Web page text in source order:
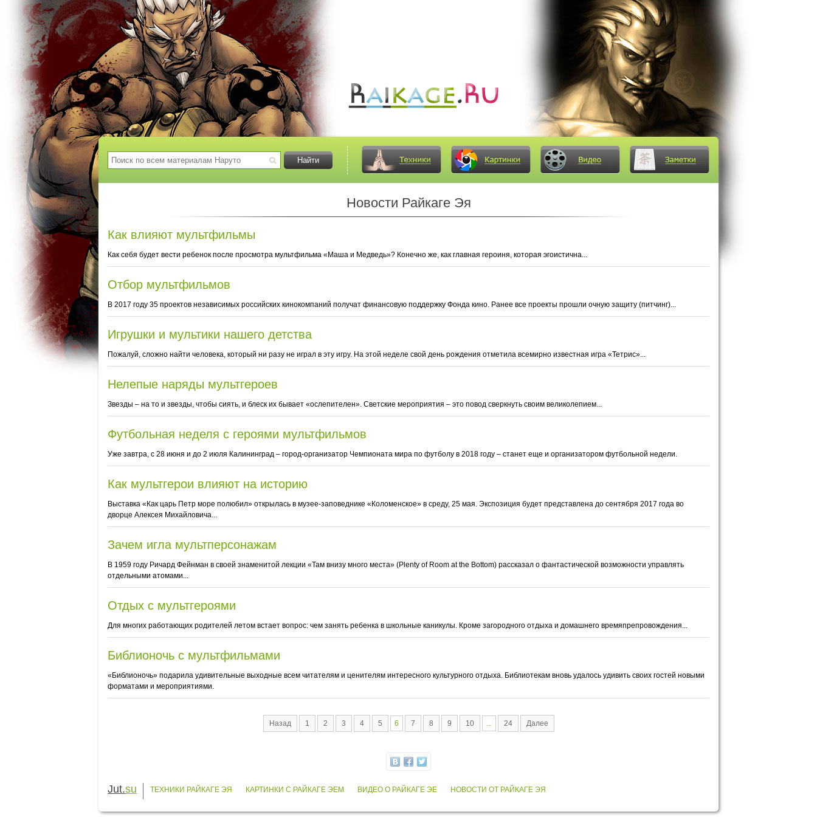
Новости Райкаге Эя
Как влияют мультфильмы
Как себя будет вести ребенок после просмотра мультфильма «Маша и Медведь»? Конечно же, как главная героиня, которая эгоистична...
Отбор мультфильмов
В 2017 году 35 проектов независимых российских кинокомпаний получат финансовую поддержку Фонда кино. Ранее все проекты прошли очную защиту (питчинг)...
Игрушки и мультики нашего детства
Пожалуй, сложно найти человека, который ни разу не играл в эту игру. На этой неделе свой день рождения отметила всемирно известная игра «Тетрис»...
Нелепые наряды мультгероев
Звезды – на то и звезды, чтобы сиять, и блеск их бывает «ослепителен». Светские мероприятия – это повод сверкнуть своим великолепием...
Футбольная неделя с героями мультфильмов
Уже завтра, с 28 июня и до 2 июля Калининград – город-организатор Чемпионата мира по футболу в 2018 году – станет еще и организатором футбольной недели.
Как мультгерои влияют на историю
Выставка «Как царь Петр море полюбил» открылась в музее-заповеднике «Коломенское» в среду, 25 мая. Экспозиция будет представлена до сентября 2017 года во
дворце Алексея Михайловича...
Зачем игла мультперсонажам
В 1959 году Ричард Фейнман в своей знаменитой лекции «Там внизу много места» (Plenty of Room at the Bottom) рассказал о фантастической возможности управлять
отдельными атомами...
Отдых с мультгероями
Для многих работающих родителей летом встает вопрос: чем занять ребенка в школьные каникулы. Кроме загородного отдыха и домашнего времяпрепровождения...
Библионочь с мультфильмами
«Библионочь» подарила удивительные выходные всем читателям и ценителям интересного культурного отдыха. Библиотекам вновь удалось удивить своих гостей новыми
форматами и мероприятиями.
Назад 1 2 3 4 5 6 7 8 9 10 ... 24 Далее
Jut.su ТЕХНИКИ РАЙКАГЕ ЭЯ КАРТИНКИ С РАЙКАГЕ ЭЕМ ВИДЕО О РАЙКАГЕ ЭЕ НОВОСТИ ОТ РАЙКАГЕ ЭЯ